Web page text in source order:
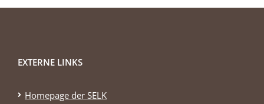
EXTERNE LINKS
Homepage der SELK